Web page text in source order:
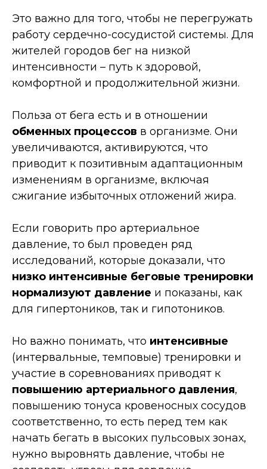
Это важно для того, чтобы не перегружать
работу сердечно-сосудистой системы. Для
жителей городов бег на низкой
интенсивности – путь к здоровой,
комфортной и продолжительной жизни.
Польза от бега есть и в отношении
обменных процессов в организме. Они
увеличиваются, активируются, что
приводит к позитивным адаптационным
изменениям в организме, включая
сжигание избыточных отложений жира.
Если говорить про артериальное
давление, то был проведен ряд
исследований, которые доказали, что
низко интенсивные беговые тренировки
нормализуют давление и показаны, как
для гипертоников, так и гипотоников.
Но важно понимать, что интенсивные
(интервальные, темповые) тренировки и
участие в соревнованиях приводят к
повышению артериального давления,
повышению тонуса кровеносных сосудов
соответственно, то есть перед тем как
начать бегать в высоких пульсовых зонах,
нужно выровнять давление, чтобы не